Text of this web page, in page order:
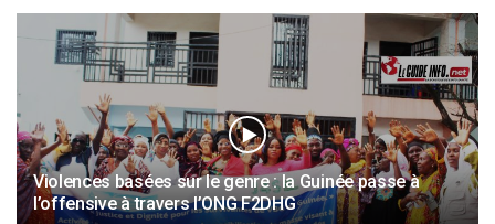
Violences basées sur le genre : la Guinée passe à
l’offensive à travers l’ONG F2DHG